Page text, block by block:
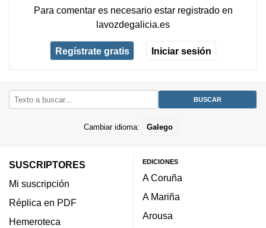
Para comentar es necesario estar registradoen
lavozdegalicia.es
Regístrate gratis Iniciar sesión
Cambiar idioma: Galego
SUSCRIPTORES
Mi suscripción
Réplica en PDF
Hemeroteca
EDICIONES
A Coruña
A Mariña
Arousa